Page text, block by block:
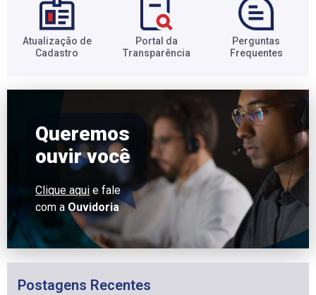
Atualização de
Cadastro​
Portal da
Transparência​
Perguntas
Frequentes​
Queremos
ouvir você
Clique aqui e fale
com a Ouvidoria
Postagens Recentes